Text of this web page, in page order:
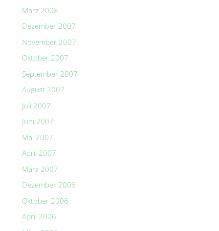
März 2008
Dezember 2007
November 2007
Oktober 2007
September 2007
August 2007
Juli 2007
Juni 2007
Mai 2007
April 2007
März 2007
Dezember 2006
Oktober 2006
April 2006